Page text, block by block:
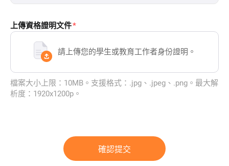
上傳資格證明文件
請上傳您的學生或教育工作者身份證明。
檔案大小上限：10MB。支援格式：.jpg、.jpeg、.png。最大解
析度：1920x1200p。
確認提交